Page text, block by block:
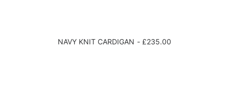
NAVY KNIT CARDIGAN £235.00